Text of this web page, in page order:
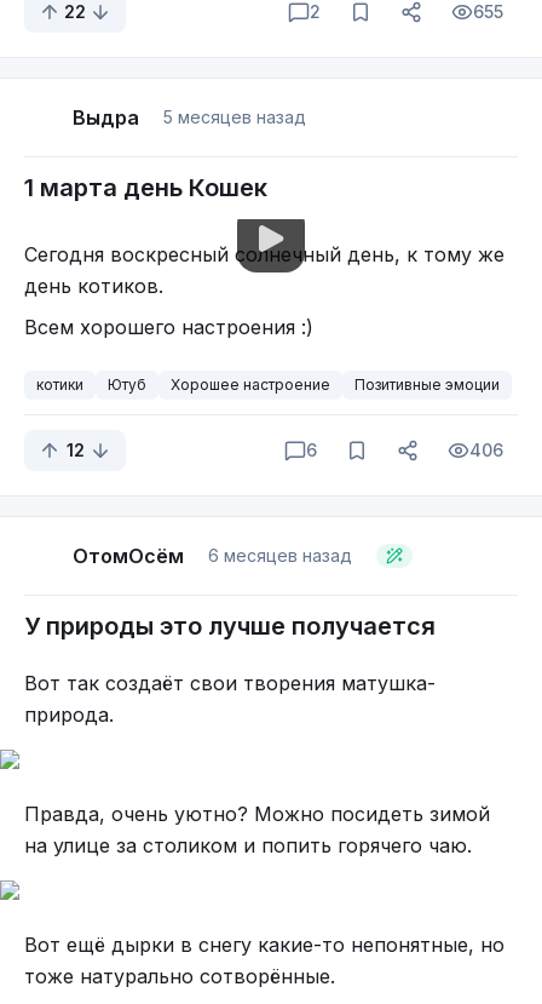
участием запоминались лучше, чем целые
22 2 655
Выдра 5 месяцев назад
1 марта день Кошек
Сегодня воскресный солнечный день, к тому же
день котиков.
Всем хорошего настроения :)
котики Ютуб Хорошее настроение Позитивные эмоции
12 6 406
ОтомОсём 6 месяцев назад
У природы это лучше получается
Вот так создаёт свои творения матушка-
природа.
Правда, очень уютно? Можно посидеть зимой
на улице за столиком и попить горячего чаю.
Вот ещё дырки в снегу какие-то непонятные, но
тоже натурально сотворённые.